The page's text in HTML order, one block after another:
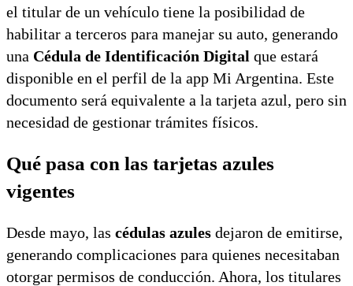
el titular de un vehículo tiene la posibilidad de
habilitar a terceros para manejar su auto, generando
una Cédula de Identificación Digital que estará
disponible en el perfil de la app Mi Argentina. Este
documento será equivalente a la tarjeta azul, pero sin
necesidad de gestionar trámites físicos.
Qué pasa con las tarjetas azules
vigentes
Desde mayo, las cédulas azules dejaron de emitirse,
generando complicaciones para quienes necesitaban
otorgar permisos de conducción. Ahora, los titulares